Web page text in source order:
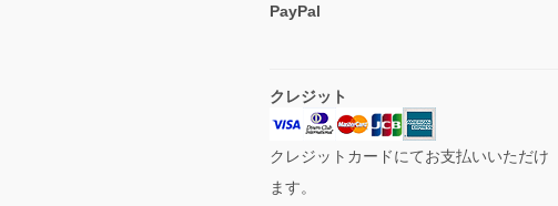
PayPal
クレジット
クレジットカードにてお支払いいただけ
ます。